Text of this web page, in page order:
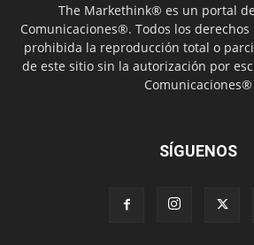
The Markethink® es un portal
Comunicaciones®. Todos los
prohibida la reproducción total o
de este sitio sin la autorización por
Comunicaciones®
SÍGUENOS